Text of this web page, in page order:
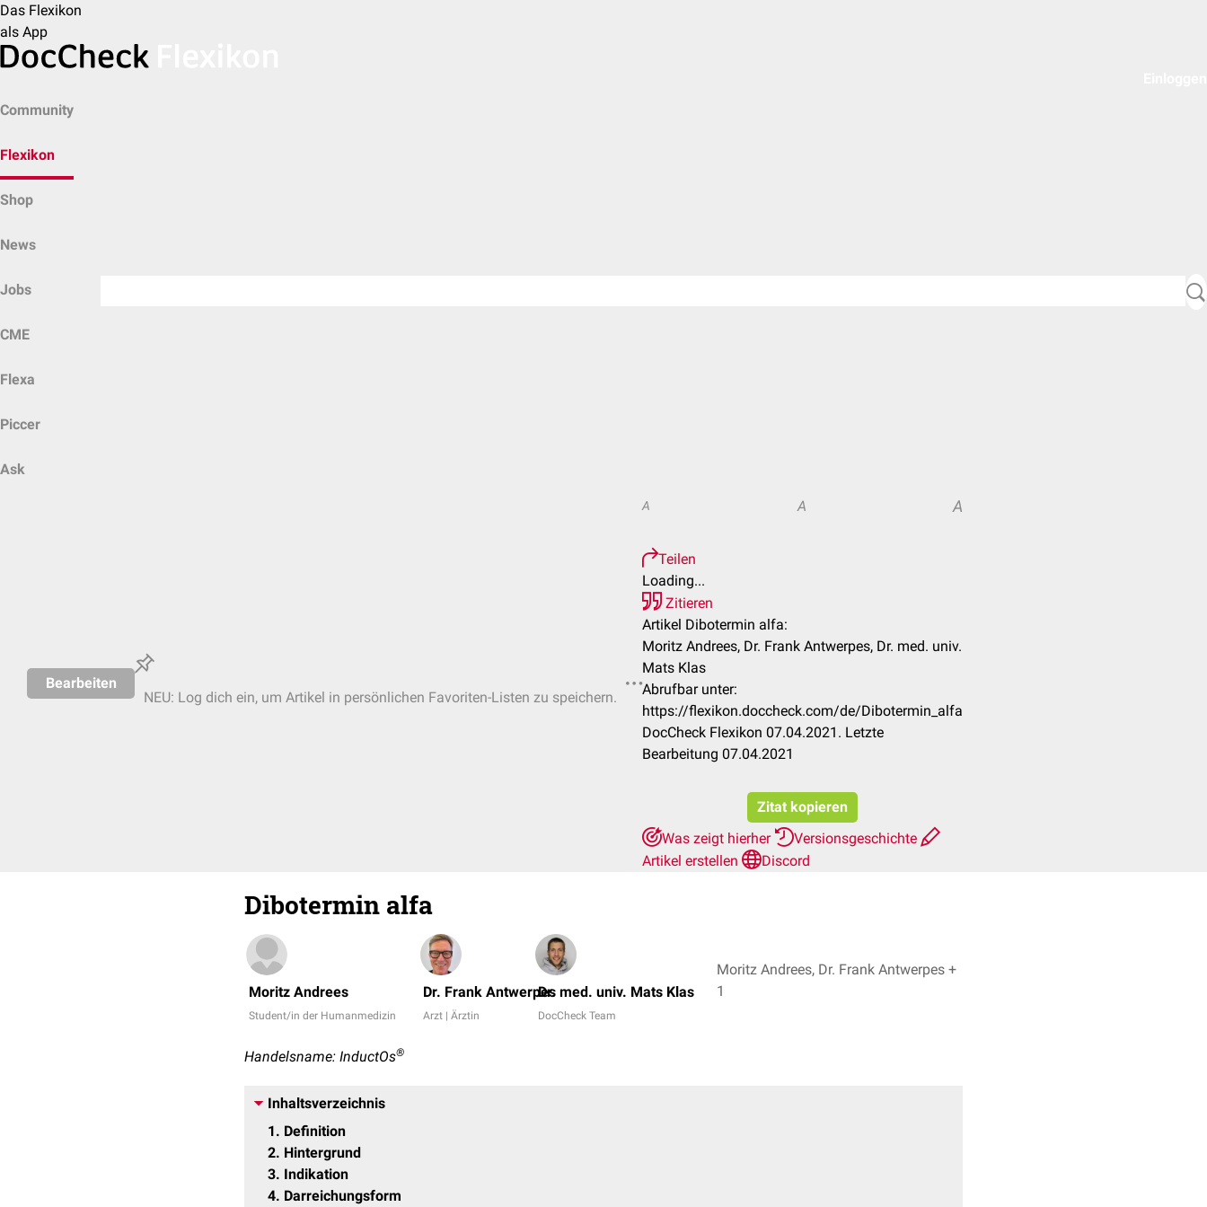
Das Flexikon
als App
Community
Flexikon
Shop
News
Jobs
CME
Flexa
Piccer
Ask
Bearbeiten
NEU: Log dich ein, um Artikel in persönlichen Favoriten-Listen zu speichern.
A A A
Teilen
Loading...
Zitieren
Artikel Dibotermin alfa:
Moritz Andrees, Dr. Frank Antwerpes, Dr. med. univ.
Mats Klas
Abrufbar unter:
https://flexikon.doccheck.com/de/Dibotermin_alfa
DocCheck Flexikon 07.04.2021. Letzte
Bearbeitung 07.04.2021
Zitat kopieren
Was zeigt hierher
Versionsgeschichte
Artikel erstellen
Discord
Dibotermin alfa
Moritz Andrees
Student/in der Humanmedizin
Dr. Frank Antwerpes
Arzt | Ärztin
Dr. med. univ. Mats Klas
DocCheck Team
Moritz Andrees, Dr. Frank Antwerpes +
1
Handelsname: InductOs®
Inhaltsverzeichnis
1
Definition
2 Hintergrund
3 Indikation
4 Darreichungsform